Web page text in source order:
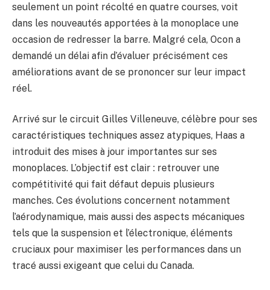
seulement un point récolté en quatre courses, voit
dans les nouveautés apportées à la monoplace une
occasion de redresser la barre. Malgré cela, Ocon a
demandé un délai afin d’évaluer précisément ces
améliorations avant de se prononcer sur leur impact
réel.
Arrivé sur le circuit Gilles Villeneuve, célèbre pour ses
caractéristiques techniques assez atypiques, Haas a
introduit des mises à jour importantes sur ses
monoplaces. L’objectif est clair : retrouver une
compétitivité qui fait défaut depuis plusieurs
manches. Ces évolutions concernent notamment
l’aérodynamique, mais aussi des aspects mécaniques
tels que la suspension et l’électronique, éléments
cruciaux pour maximiser les performances dans un
tracé aussi exigeant que celui du Canada.